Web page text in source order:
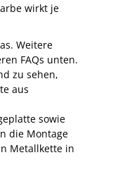
wirkt je
Weitere
FAQs unten.
zu sehen,
aus
sowie
die Montage
Metallkette in